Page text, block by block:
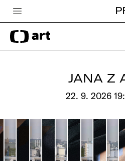
Česká televize
Zpravodajství
Pro děti
edu
JANA Z
22. 9. 2026